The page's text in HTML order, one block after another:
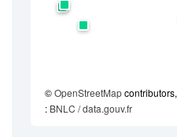
©OpenStreetMapcontributors,
: BNLC / data.gouv.fr